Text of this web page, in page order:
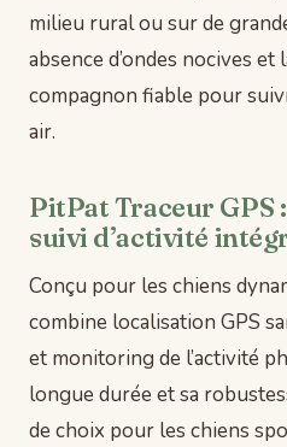
milieu rural ou sur de
absence d’ondes nocives
compagnon fiable pour
air.
PitPat Traceur GPS
suivi d’activité
Conçu pour les chiens
combine localisation GPS
et monitoring de l’activité
longue durée et sa
de choix pour les chiens